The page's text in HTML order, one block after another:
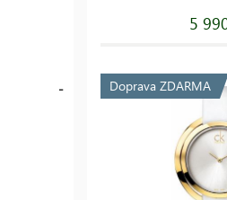
5
Doprava ZDARMA